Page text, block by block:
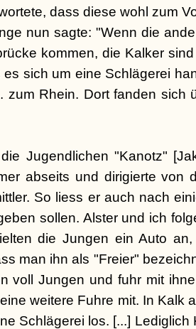
dass diese wohl zum
nun sagte: "Wenn die
kommen, die Kalker
es sich um eine Schlägerei
zum Rhein. Dort fanden sich
Jugendlichen "Kanotz"
abseits und dirigierte von
So liess er auch nach
sollen. Alster und ich
die Jungen ein Auto
man ihn als "Freier"
voll Jungen und fuhr mit
weitere Fuhre mit. In Kalk
Schlägerei los. [...]